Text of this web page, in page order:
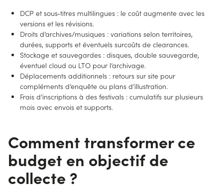
DCP et sous‑titres multilingues : le coût augmente avec les
versions et les révisions.
Droits d’archives/musiques : variations selon territoires,
durées, supports et éventuels surcoûts de clearances.
Stockage et sauvegardes : disques, double sauvegarde,
éventuel cloud ou LTO pour l’archivage.
Déplacements additionnels : retours sur site pour
compléments d’enquête ou plans d’illustration.
Frais d’inscriptions à des festivals : cumulatifs sur plusieurs
mois avec envois et supports.
Comment transformer ce
budget en objectif de
collecte ?